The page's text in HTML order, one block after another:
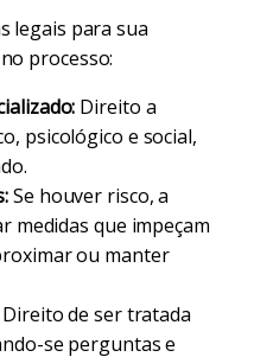
legais para sua
processo:
Direito a
psicológico e social,
Se houver risco, a
medidas que impeçam
ou manter
Direito de ser tratada
se perguntas e